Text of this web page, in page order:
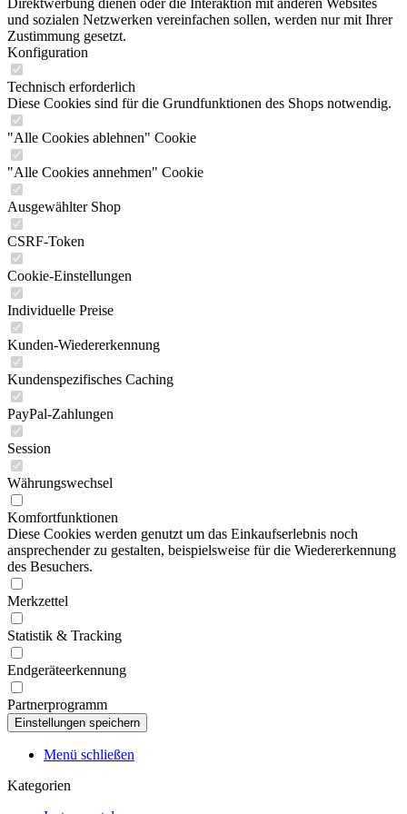
Direktwerbung dienen oder die Interaktion mit anderen Websites
und sozialen Netzwerken vereinfachen sollen, werden nur mit Ihrer
Zustimmung gesetzt.
Konfiguration
Technisch erforderlich
Diese Cookies sind für die Grundfunktionen des Shops notwendig.
"Alle Cookies ablehnen" Cookie
"Alle Cookies annehmen" Cookie
Ausgewählter Shop
CSRF-Token
Cookie-Einstellungen
Individuelle Preise
Kunden-Wiedererkennung
Kundenspezifisches Caching
PayPal-Zahlungen
Session
Währungswechsel
Komfortfunktionen
Diese Cookies werden genutzt um das Einkaufserlebnis noch
ansprechender zu gestalten, beispielsweise für die Wiedererkennung
des Besuchers.
Merkzettel
Statistik & Tracking
Endgeräteerkennung
Partnerprogramm
Menü schließen
Kategorien